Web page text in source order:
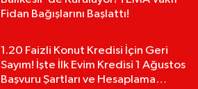
Fidan Bağışlarını Başlattı!
1.20 Faizli Konut Kredisi İçin Geri
Sayım! İşte İlk Evim Kredisi 1 Ağustos
Başvuru Şartları ve Hesaplama